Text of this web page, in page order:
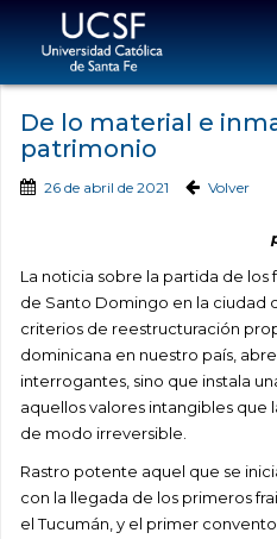
De lo material e
patrimonio
26 de abril de 2021 Volver
La noticia sobre la partida de los
de Santo Domingo en la ciudad
criterios de reestructuración
dominicana en nuestro país,
interrogantes, sino que instala
aquellos valores intangibles
de modo irreversible.
Rastro potente aquel que se
con la llegada de los primeros
el Tucumán, y el primer